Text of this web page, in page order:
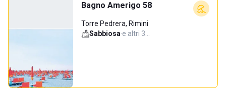
Bagno Amerigo 58
Torre Pedrera, Rimini
Sabbiosa·e altri 3…